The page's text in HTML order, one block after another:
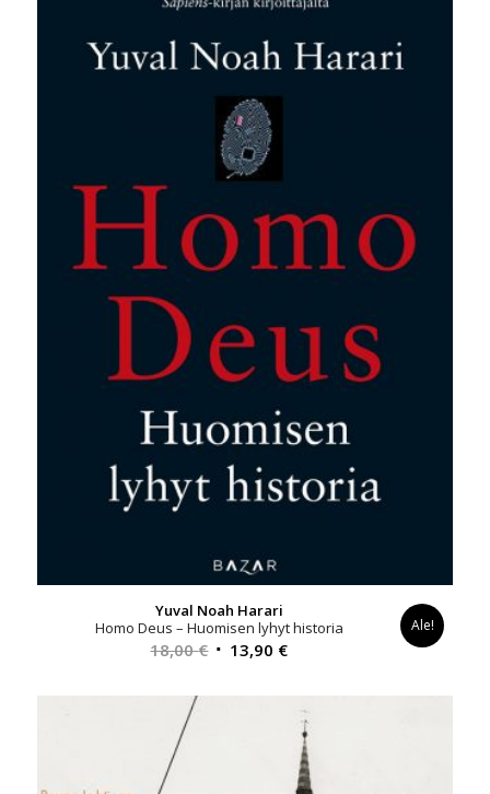
Yuval Noah Harari
Homo Deus – Huomisen lyhyt historia
18,00€ Alkuperäinen
oli:
13,90 €Nykyinen
on:
13,90 €.
Ale!